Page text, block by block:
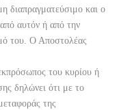
και ο
αυτόν ή από την
του. Ο Αποστολέας
του κυρίου ή
δηλώνει ότι με το
της